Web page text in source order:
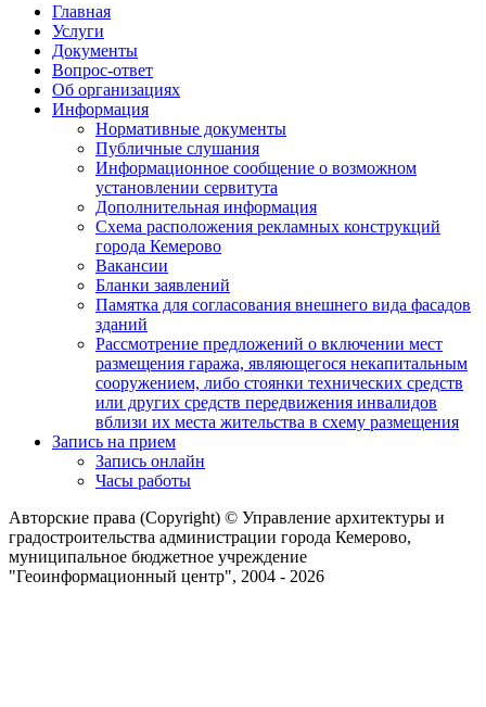
Главная
Услуги
Документы
Вопрос-ответ
Об организациях
Информация
Нормативные документы
Публичные слушания
Информационное сообщение о возможном
установлении сервитута
Дополнительная информация
Схема расположения рекламных конструкций
города Кемерово
Вакансии
Бланки заявлений
Памятка для согласования внешнего вида фасадов
зданий
Рассмотрение предложений о включении мест
размещения гаража, являющегося некапитальным
сооружением, либо стоянки технических средств
или других средств передвижения инвалидов
вблизи их места жительства в схему размещения
Запись на прием
Запись онлайн
Часы работы
Авторские права (Copyright) © Управление архитектуры и
градостроительства администрации города Кемерово,
муниципальное бюджетное учреждение
"Геоинформационный центр", 2004 - 2026